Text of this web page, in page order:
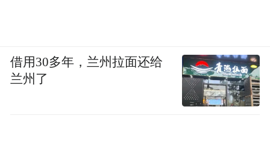
借用30多年，兰州拉面还给
兰州了